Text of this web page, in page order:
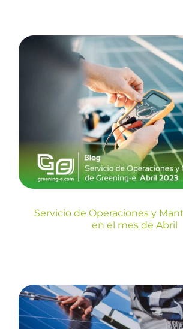
Servicio de
Mantenimiento en el
Abril
Blog
Servicio de Operaciones y
en el mes de Abril